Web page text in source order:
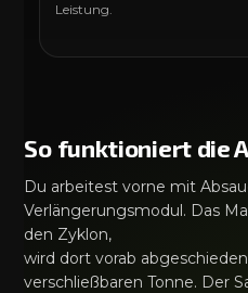
Leistung.
So funktioniert die
Du arbeitest vorne mit
Verlängerungsmodul. Das
den Zyklon,
wird dort vorab
verschließbaren Tonne. Der